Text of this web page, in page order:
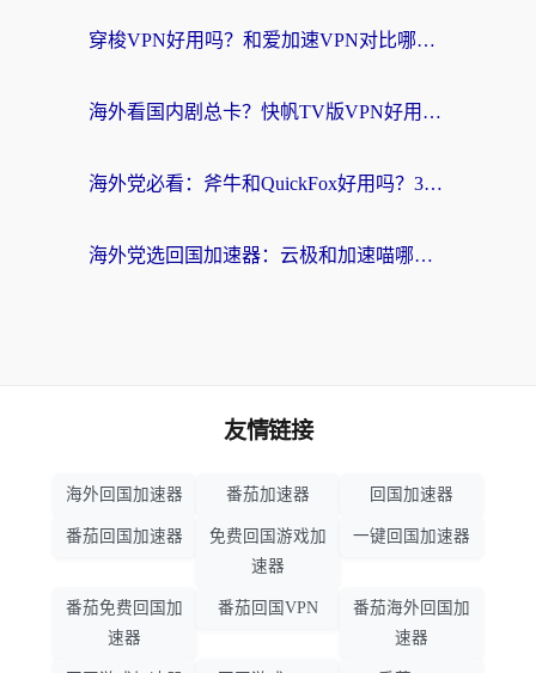
穿梭VPN好用吗？和爱加速VPN对比哪个回国效果更好？海外党必看的实用指南
海外看国内剧总卡？快帆TV版VPN好用吗？和海牛VPN对比哪个回国效果更好？
海外党必看：斧牛和QuickFox好用吗？3步选对回国加速器，无缝刷国内剧玩游戏
海外党选回国加速器：云极和加速喵哪个好？附3款热门工具实测对比
友情链接
海外回国加速器 番茄加速器 回国加速器
番茄回国加速器
免费回国游戏加
速器
一键回国加速器
番茄免费回国加
速器
番茄回国VPN
番茄海外回国加
速器